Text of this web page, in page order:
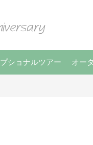
ショナルツアー オー